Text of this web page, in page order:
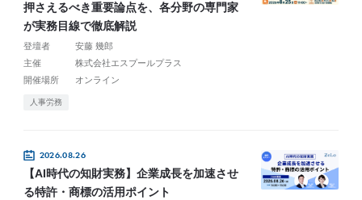
押さえるべき重要論点を、各分野の専門家
が実務目線で徹底解説
登壇者
安藤 幾郎
主催
株式会社エスプールプラス
開催場所
オンライン
人事労務
2026.08.26
【AI時代の知財実務】企業成長を加速させ
る特許・商標の活用ポイント